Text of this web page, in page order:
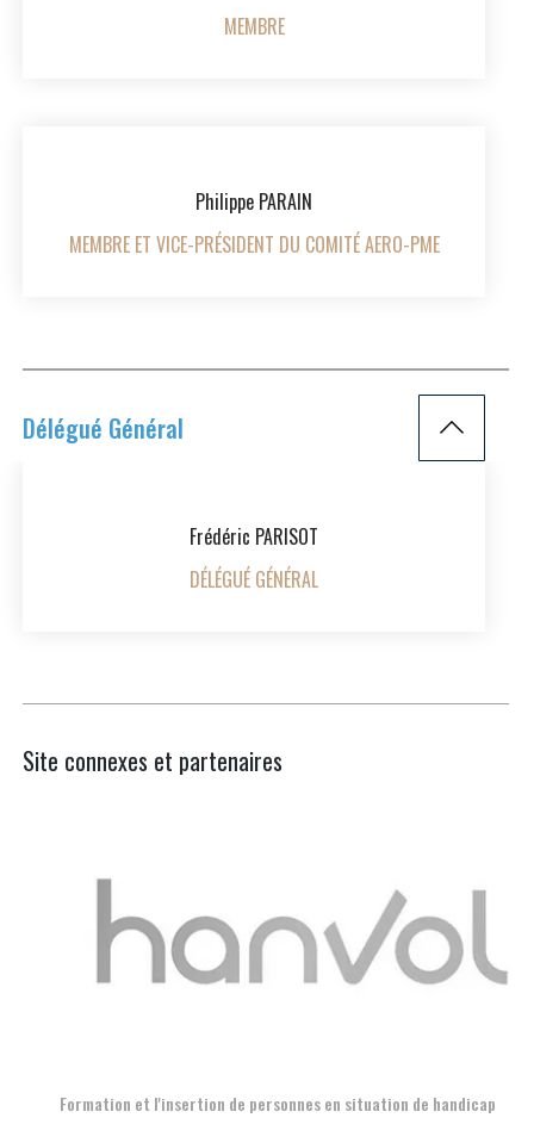
MEMBRE
Philippe PARAIN
MEMBRE ET VICE-PRÉSIDENT DU COMITÉ AERO-PME
Délégué Général
Frédéric PARISOT
DÉLÉGUÉ GÉNÉRAL
Site connexes et partenaires
Formation et l'insertion de personnes en situation de handicap